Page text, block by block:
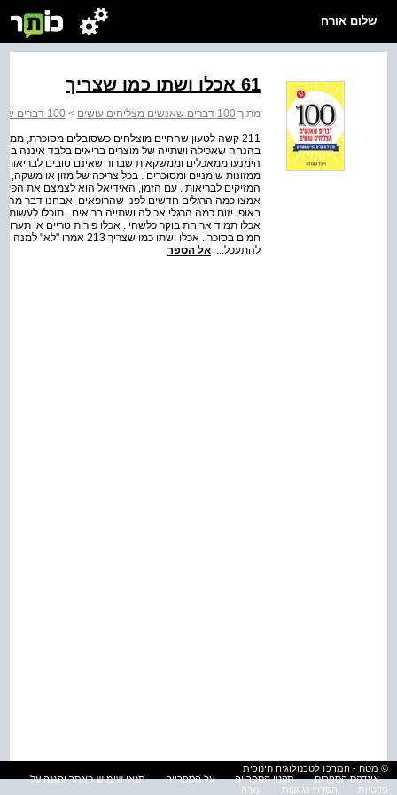
שלום אורח
61 אכלו ושתו כמו שצריך
מתוך:100 דברים שאנשים מצליחים עושים > 100 דברים שאנשים מצליחים עושים
בהנחה שאכילה ושתייה של מוצרים בריאים בלבד איננה
הימנעו ממאכלים וממשקאות שבּרור שאינם טובים
ממזונות שומניים ומסוכרים . בכל צריכה של מזון או משקה,
המזיקים לבריאות . עם הזמן, האידיאל הוא לצמצם את
אמצו כמה הרגלים חדשים לפני שהרופאים יאבחנו דבר מה,
באופן יזום כמה הרגלי אכילה ושתייה בריאים . תוכלו
אכלו תמיד ארוחת בוקר כלשהי . אכלו פירות טריים או
חמים בסוכר . אכלו ושתו
להתעכל... אל הספר
© מטח - המרכז לטכנולוגיה חינוכית
אינדקס הספרים
תקנון הספרייה על הספרייה
תנאי שימוש באתר והגנה על
פרטיות
הסדרי נגישות עזרה